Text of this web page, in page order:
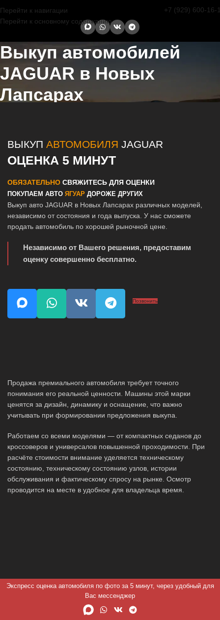
Перейти к навигации
Перейти к основному содержанию
+7 (929) 600-16-
Выкуп автомобилей
JAGUAR в Новых
Лапсарах
ВЫКУП АВТОМОБИЛЯ JAGUAR
ОЦЕНКА 5 МИНУТ
ОБЯЗАТЕЛЬНО СВЯЖИТЕСЬ ДЛЯ ОЦЕНКИ
ПОКУПАЕМ АВТО ЯГУАР ДОРОЖЕ ДРУГИХ
Выкуп авто JAGUAR в Новых Лапсарах различных моделей,
независимо от состояния и года выпуска. У нас сможете
продать автомобиль по хорошей рыночной цене.
Независимо от Вашего решения, предоставим
оценку совершенно бесплатно.
Позвонить
Продажа премиального автомобиля требует точного
понимания его реальной ценности. Машины этой марки
ценятся за дизайн, динамику и оснащение, что важно
учитывать при формировании предложения выкупа.
Работаем со всеми моделями — от компактных седанов до
кроссоверов и универсалов повышенной проходимости. При
расчёте стоимости внимание уделяется техническому
состоянию, техническому состоянию узлов, истории
обслуживания и фактическому спросу на рынке. Осмотр
проводится на месте в удобное для владельца время.
Экспресс оценка автомобиля по фото за 5 минут, через удобный для
Вас мессенджер